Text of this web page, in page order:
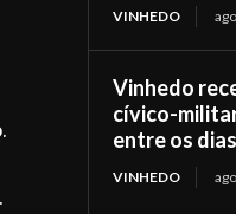
VINHEDO
Vinhedo
cívico-
entre os
VINHEDO